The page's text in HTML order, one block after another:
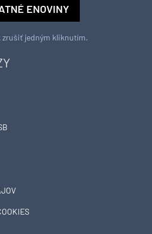
ENOVINY
zrušiť jedným kliknutím.